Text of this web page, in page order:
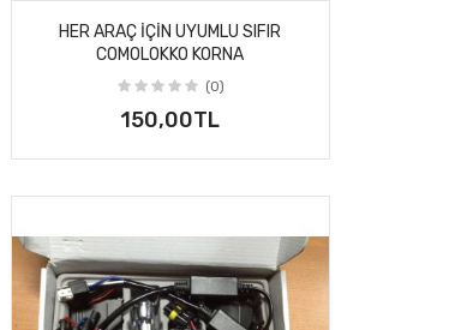
HER ARAÇ IÇIN UYUMLU SIFIR
COMOLOKKO KORNA
(0)
150,00TL